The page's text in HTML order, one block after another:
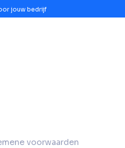
jouw bedrijf
voorwaarden